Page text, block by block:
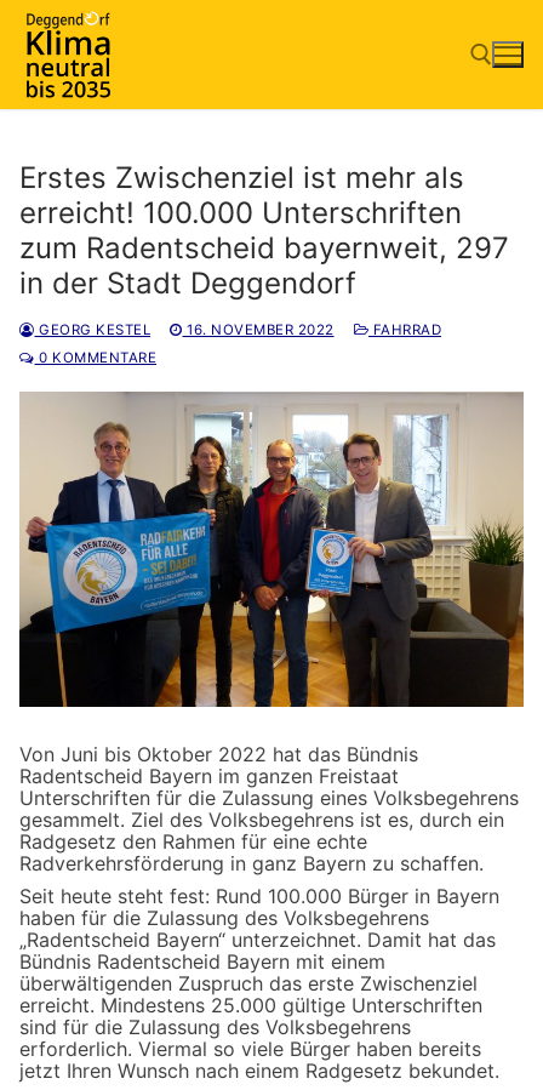
Zum
Inhalt
springen
Erstes Zwischenziel ist mehr als
erreicht! 100.000 Unterschriften
zum Radentscheid bayernweit, 297
in der Stadt Deggendorf
GEORG KESTEL 16. NOVEMBER 2022
FAHRRAD
0 KOMMENTARE
Von Juni bis Oktober 2022 hat das Bündnis
Radentscheid Bayern im ganzen Freistaat
Unterschriften für die Zulassung eines Volksbegehrens
gesammelt. Ziel des Volksbegehrens ist es, durch ein
Radgesetz den Rahmen für eine echte
Radverkehrsförderung in ganz Bayern zu schaffen.
Seit heute steht fest: Rund 100.000 Bürger in Bayern
haben für die Zulassung des Volksbegehrens
„Radentscheid Bayern“ unterzeichnet. Damit hat das
Bündnis Radentscheid Bayern mit einem
überwältigenden Zuspruch das erste Zwischenziel
erreicht. Mindestens 25.000 gültige Unterschriften
sind für die Zulassung des Volksbegehrens
erforderlich. Viermal so viele Bürger haben bereits
jetzt Ihren Wunsch nach einem Radgesetz bekundet.